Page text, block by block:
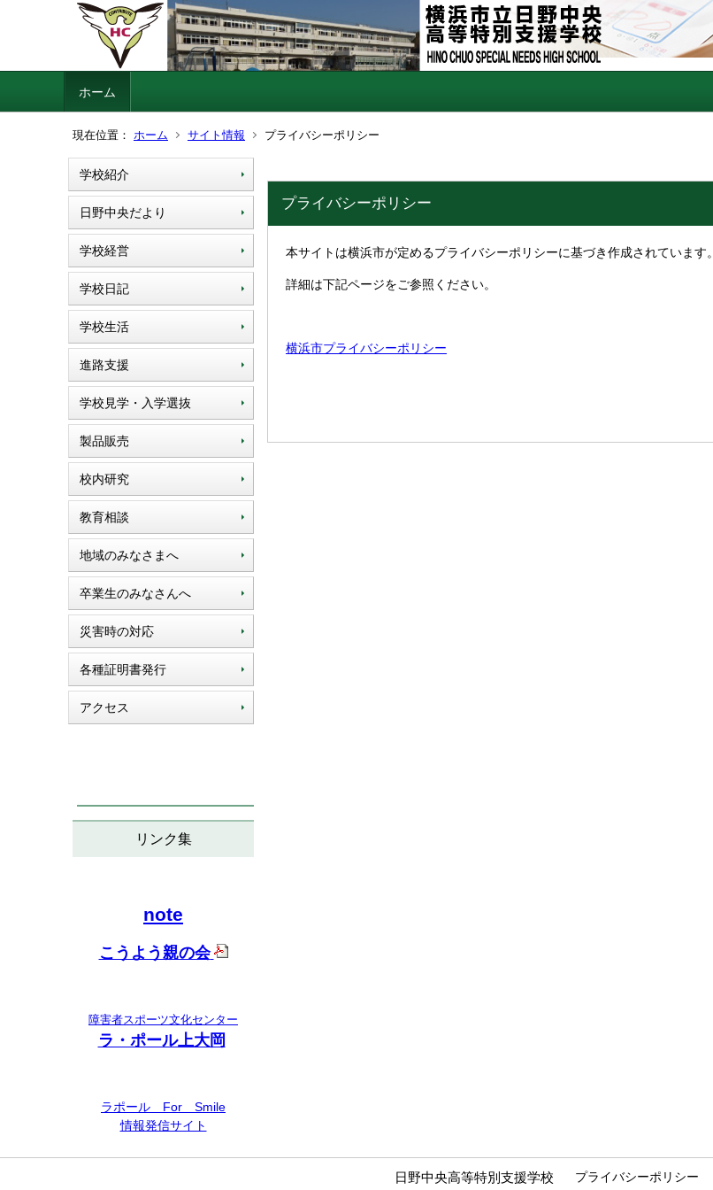
ホーム
現在位置： ホーム サイト情報 プライバシーポリシー
学校紹介
日野中央だより
学校経営
学校日記
学校生活
進路支援
学校見学・入学選抜
製品販売
校内研究
教育相談
地域のみなさまへ
卒業生のみなさんへ
災害時の対応
各種証明書発行
アクセス
リンク集
note
こうよう親の会
障害者スポーツ文化センター
ラ・ポール上大岡
ラポール For Smile
情報発信サイト
プライバシーポリシー
本サイトは横浜市が定めるプライバシーポリシーに基づき作成されています。
詳細は下記ページをご参照ください。
横浜市プライバシーポリシー
日野中央高等特別支援学校 プライバシーポリシー